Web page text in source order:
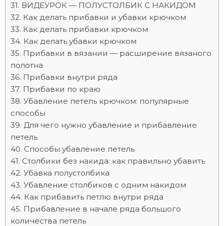
ВИДЕУРОК — ПОЛУСТОЛБИК С НАКИДОМ
Как делать прибавки и убавки крючком
Как делать прибавки крючком
Как делать убавки крючком
Прибавки в вязании — расширение вязаного
полотна
Прибавки внутри ряда
Прибавки по краю
Убавление петель крючком: популярные
способы
Для чего нужно убавление и прибавление
петель
Способы убавление петель
Столбики без накида: как правильно убавить
Убавка полустолбика
Убавление столбиков с одним накидом
Как прибавить петлю внутри ряда
Прибавление в начале ряда большого
количества петель